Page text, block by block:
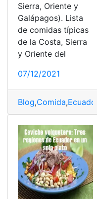
Sierra, Oriente y
Galápagos). Lista
de comidas típicas
de la Costa, Sierra
y Oriente del
07/12/2021
Blog,Comida,Ecuador